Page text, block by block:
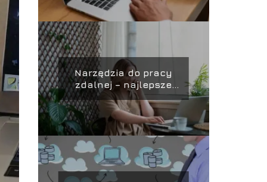
zabezpieczania
danych
Narzędzia do pracy
zdalnej – najlepsze
aplikacje i platformy